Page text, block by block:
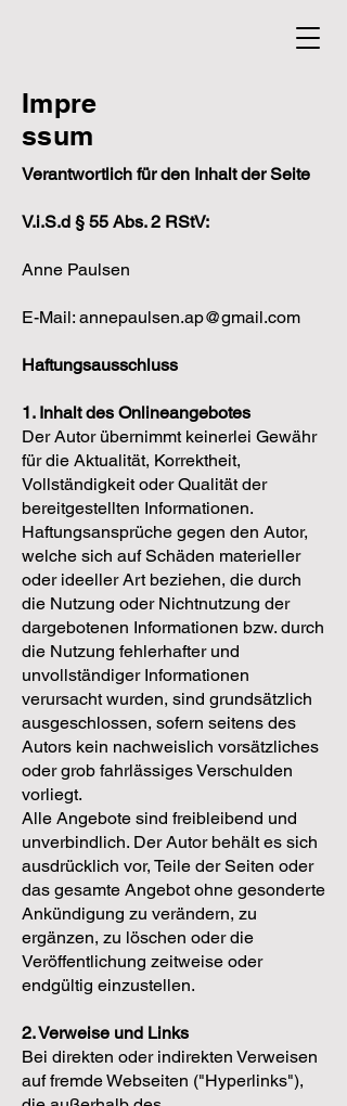
Impre
ssum
Verantwortlich für den Inhalt der Seite
V.i.S.d § 55 Abs. 2 RStV:
Anne Paulsen
E-Mail: annepaulsen.ap@gmail.com
Haftungsausschluss
1. Inhalt des Onlineangebotes
Der Autor übernimmt keinerlei Gewähr
für die Aktualität, Korrektheit,
Vollständigkeit oder Qualität der
bereitgestellten Informationen.
Haftungsansprüche gegen den Autor,
welche sich auf Schäden materieller
oder ideeller Art beziehen, die durch
die Nutzung oder Nichtnutzung der
dargebotenen Informationen bzw. durch
die Nutzung fehlerhafter und
unvollständiger Informationen
verursacht wurden, sind grundsätzlich
ausgeschlossen, sofern seitens des
Autors kein nachweislich vorsätzliches
oder grob fahrlässiges Verschulden
vorliegt.
Alle Angebote sind freibleibend und
unverbindlich. Der Autor behält es sich
ausdrücklich vor, Teile der Seiten oder
das gesamte Angebot ohne gesonderte
Ankündigung zu verändern, zu
ergänzen, zu löschen oder die
Veröffentlichung zeitweise oder
endgültig einzustellen.
2. Verweise und Links
Bei direkten oder indirekten Verweisen
auf fremde Webseiten ("Hyperlinks"),